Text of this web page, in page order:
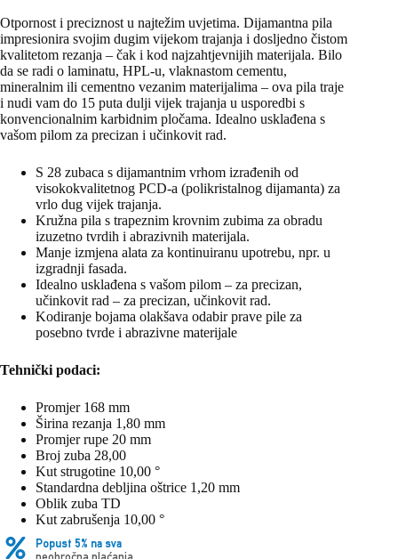
Otpornost i preciznost u najtežim uvjetima. Dijamantna pila
impresionira svojim dugim vijekom trajanja i dosljedno čistom
kvalitetom rezanja – čak i kod najzahtjevnijih materijala. Bilo
da se radi o laminatu, HPL-u, vlaknastom cementu,
mineralnim ili cementno vezanim materijalima – ova pila traje
i nudi vam do 15 puta dulji vijek trajanja u usporedbi s
konvencionalnim karbidnim pločama. Idealno usklađena s
vašom pilom za precizan i učinkovit rad.
S 28 zubaca s dijamantnim vrhom izrađenih od
visokokvalitetnog PCD-a (polikristalnog dijamanta) za
vrlo dug vijek trajanja.
Kružna pila s trapeznim krovnim zubima za obradu
izuzetno tvrdih i abrazivnih materijala.
Manje izmjena alata za kontinuiranu upotrebu, npr. u
izgradnji fasada.
Idealno usklađena s vašom pilom – za precizan,
učinkovit rad – za precizan, učinkovit rad.
Kodiranje bojama olakšava odabir prave pile za
posebno tvrde i abrazivne materijale
Tehnički podaci:
Promjer 168 mm
Širina rezanja 1,80 mm
Promjer rupe 20 mm
Broj zuba 28,00
Kut strugotine 10,00 °
Standardna debljina oštrice 1,20 mm
Oblik zuba TD
Kut zabrušenja 10,00 °
Popust 5% na sva